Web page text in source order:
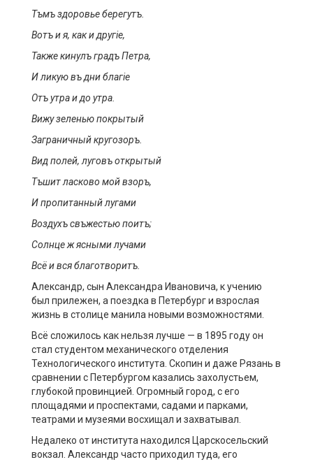
Тъмъздоровьеберегутъ.
Вотъи я, как идругiе,
ТакжекинулъградъПетра,
И ликуювъдниблагiе
Отъутра и до утра.
Вижу зеленьюпокрытый
Заграничныйкругозоръ.
Вид полей,луговъоткрытый
Тъшитласково мойвзоръ,
Ипропитанныйлугами
Воздухъсвъжестьюпоитъ;
Солнце ж ясными лучами
Всёи всяблаготворитъ.
Александр, сын Александра Ивановича, к учению
был прилежен, а поездка в Петербург и взрослая
жизнь в столице манила новыми возможностями.
Всё сложилось как нельзя лучше — в 1895 году он
стал студентом механического отделения
Технологического института. Скопин и даже Рязань в
сравнении с Петербургом казались захолустьем,
глубокой провинцией. Огромный город, с его
площадями и проспектами, садами и парками,
театрами и музеями восхищал и захватывал.
Недалеко от института находился Царскосельский
вокзал. Александр часто приходил туда, его